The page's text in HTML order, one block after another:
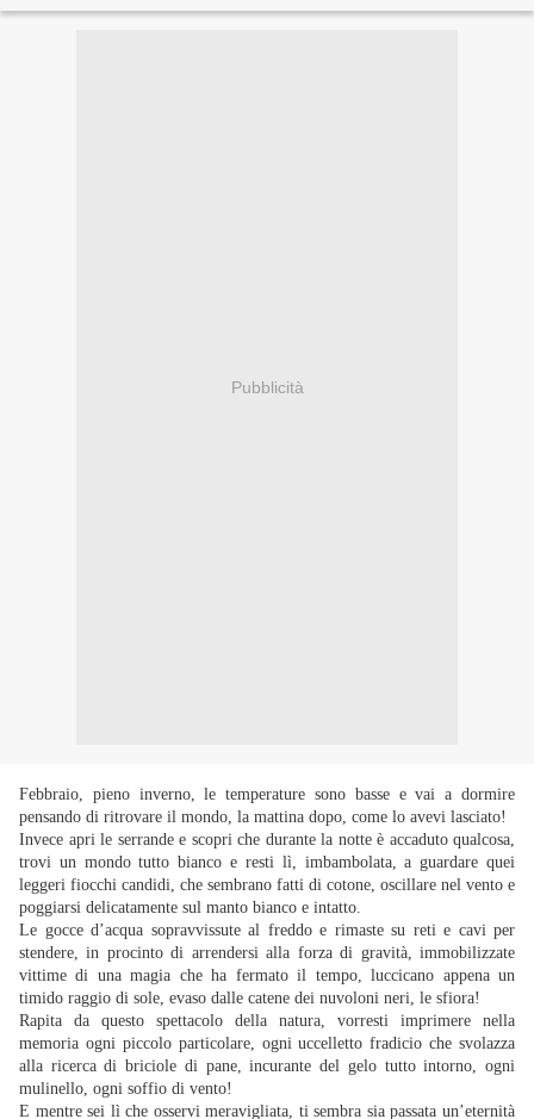
Pubblicità
Febbraio, pieno inverno, le temperature sono basse e vai a dormire
pensando di ritrovare il mondo, la mattina dopo, come lo avevi lasciato!
Invece apri le serrande e scopri che durante la notte è accaduto qualcosa,
trovi un mondo tutto bianco e resti lì, imbambolata, a guardare quei
leggeri fiocchi candidi, che sembrano fatti di cotone, oscillare nel vento e
poggiarsi delicatamente sul manto bianco e intatto.
Le gocce d’acqua sopravvissute al freddo e rimaste su reti e cavi per
stendere, in procinto di arrendersi alla forza di gravità, immobilizzate
vittime di una magia che ha fermato il tempo, luccicano appena un
timido raggio di sole, evaso dalle catene dei nuvoloni neri, le sfiora!
Rapita da questo spettacolo della natura, vorresti imprimere nella
memoria ogni piccolo particolare, ogni uccelletto fradicio che svolazza
alla ricerca di briciole di pane, incurante del gelo tutto intorno, ogni
mulinello, ogni soffio di vento!
E mentre sei lì che osservi meravigliata, ti sembra sia passata un’eternità